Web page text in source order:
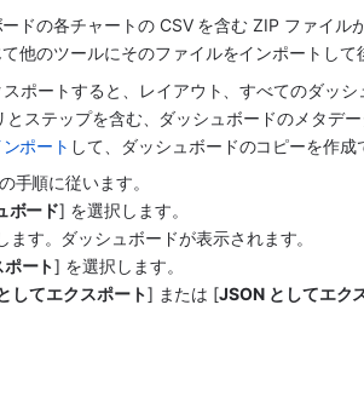
ドの各チャートの CSV を含む ZIP ファイル
他のツールにそのファイルをインポートして
ポートすると、レイアウト、すべてのダッシ
ステップを含む、ダッシュボードのメタデ
ポート して、ダッシュボードのコピーを作成
手順に従います。
ボード] を選択します。
す。ダッシュボードが表示されます。
ポート] を選択します。
してエクスポート] または [JSON としてエク